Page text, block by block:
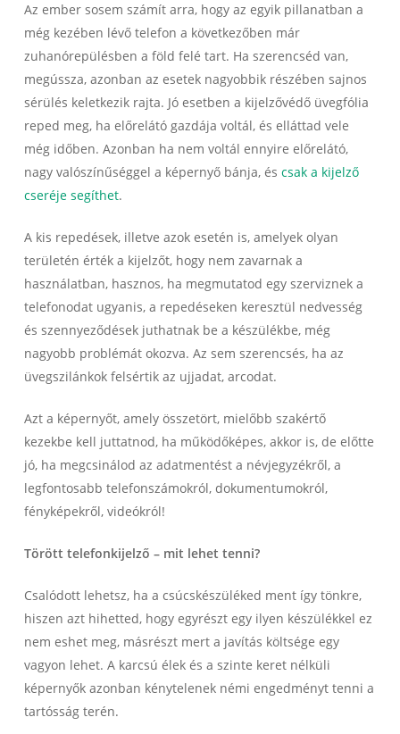
Az ember sosem számít arra, hogy az egyik pillanatban a
még kezében lévő telefon a következőben már
zuhanórepülésben a föld felé tart. Ha szerencséd van,
megússza, azonban az esetek nagyobbik részében sajnos
sérülés keletkezik rajta. Jó esetben a kijelzővédő üvegfólia
reped meg, ha előrelátó gazdája voltál, és elláttad vele
még időben. Azonban ha nem voltál ennyire előrelátó,
nagy valószínűséggel a képernyő bánja, és csak a kijelző
cseréje segíthet.
A kis repedések, illetve azok esetén is, amelyek olyan
területén érték a kijelzőt, hogy nem zavarnak a
használatban, hasznos, ha megmutatod egy szerviznek a
telefonodat ugyanis, a repedéseken keresztül nedvesség
és szennyeződések juthatnak be a készülékbe, még
nagyobb problémát okozva. Az sem szerencsés, ha az
üvegszilánkok felsértik az ujjadat, arcodat.
Azt a képernyőt, amely összetört, mielőbb szakértő
kezekbe kell juttatnod, ha működőképes, akkor is, de előtte
jó, ha megcsinálod az adatmentést a névjegyzékről, a
legfontosabb telefonszámokról, dokumentumokról,
fényképekről, videókról!
Törött telefonkijelző – mit lehet tenni?
Csalódott lehetsz, ha a csúcskészüléked ment így tönkre,
hiszen azt hihetted, hogy egyrészt egy ilyen készülékkel ez
nem eshet meg, másrészt mert a javítás költsége egy
vagyon lehet. A karcsú élek és a szinte keret nélküli
képernyők azonban kénytelenek némi engedményt tenni a
tartósság terén.